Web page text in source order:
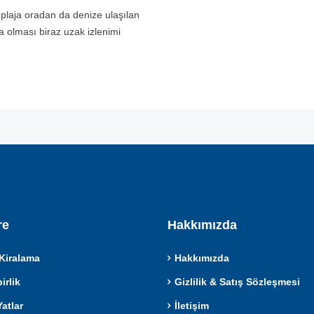
oradan da denize ulaşılan
olması biraz uzak izlenimi
Hakkımızda
Hakkımızda
Gizlilik & Satış Sözleşmesi
İletişim